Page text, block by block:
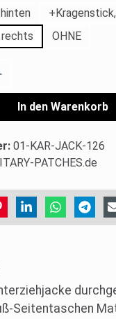
OHNE
Gib den
In den Warenkorb
01-KAR-JACK-126
PATCHES.de
Seitentaschen